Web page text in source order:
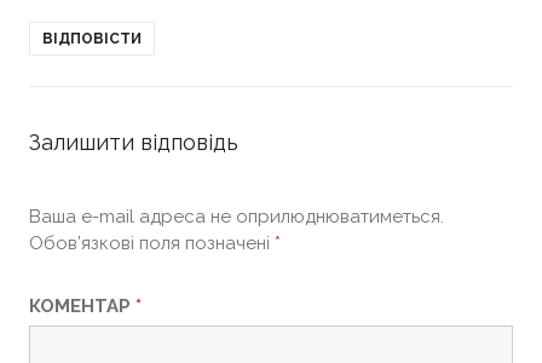
ВІДПОВІСТИ
Залишити відповідь
Ваша e-mail адреса не оприлюднюватиметься.
Обов’язкові поля позначені *
КОМЕНТАР *